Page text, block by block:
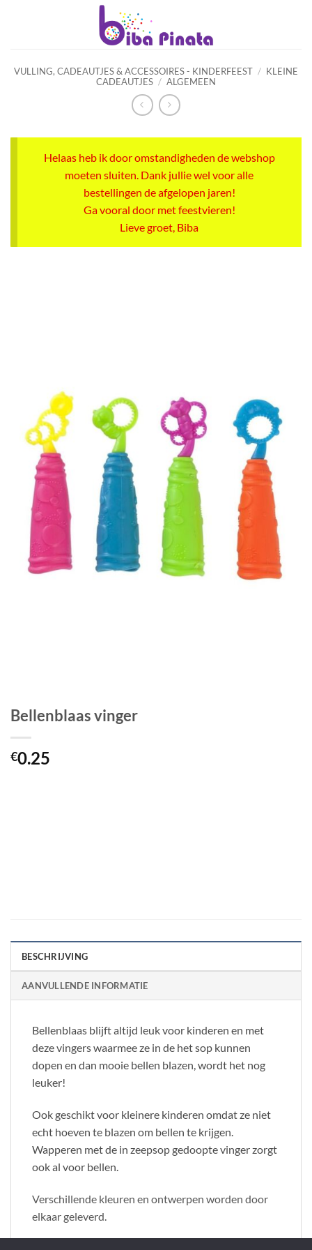
VULLING, CADEAUTJES & ACCESSOIRES - KINDERFEEST / KLEINE
CADEAUTJES / ALGEMEEN
Helaas heb ik door omstandigheden de webshop
moeten sluiten. Dank jullie wel voor alle
bestellingen de afgelopen jaren!
Ga vooral door met feestvieren!
Lieve groet, Biba
Bellenblaas vinger
€0.25
BESCHRIJVING
AANVULLENDE INFORMATIE
Bellenblaas blijft altijd leuk voor kinderen en met
deze vingers waarmee ze in de het sop kunnen
dopen en dan mooie bellen blazen, wordt het nog
leuker!
Ook geschikt voor kleinere kinderen omdat ze niet
echt hoeven te blazen om bellen te krijgen.
Wapperen met de in zeepsop gedoopte vinger zorgt
ook al voor bellen.
Verschillende kleuren en ontwerpen worden door
elkaar geleverd.